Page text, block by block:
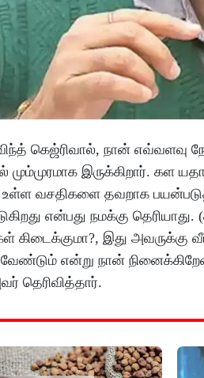
கெஜ்ரிவால், நான் எவ்வளவு
இருக்கிறார். கள
உள்ள வசதிகளை தவறாக
என்பது நமக்கு
கிடைக்குமா?, இது அவருக்கு
என்று நான்
தெரிவித்தார்.